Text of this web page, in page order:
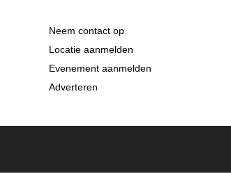
Neem contact op
Locatie aanmelden
Evenement aanmelden
Adverteren